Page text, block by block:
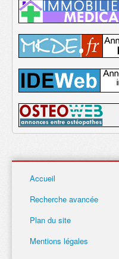
Accueil
Recherche avancée
Plan du site
Mentions légales